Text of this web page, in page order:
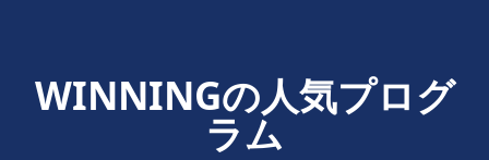
WINNINGの人気プログ
ラム